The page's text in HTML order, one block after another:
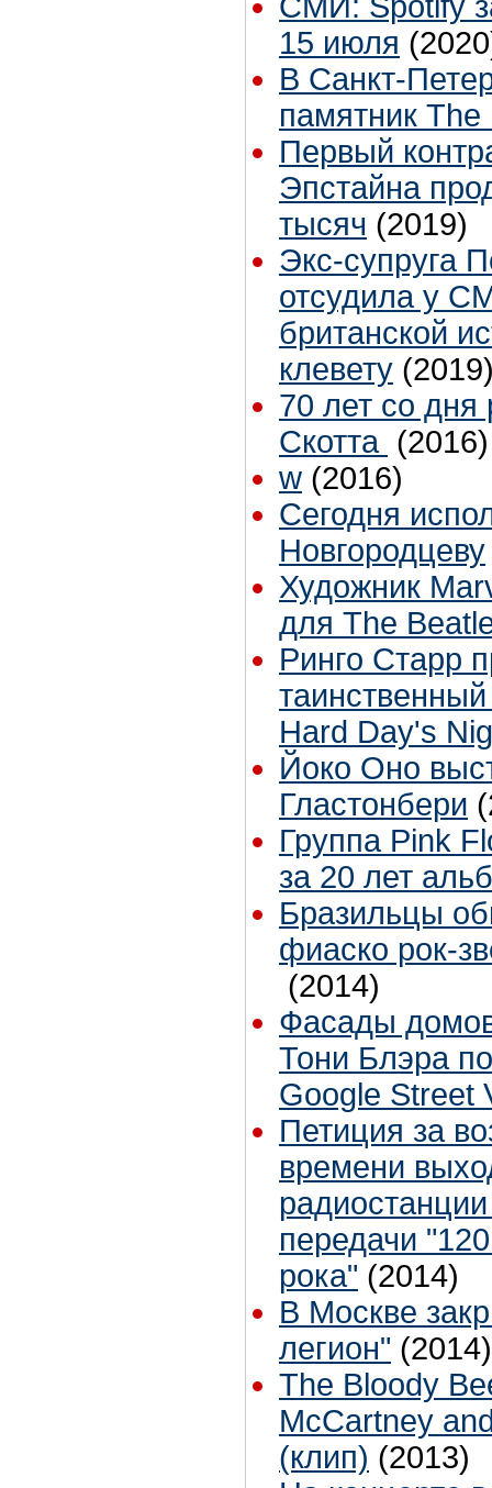
15 июля
В Санкт-
памятник The
Первый
Эпстайна
тысяч (2019)
Экс-супруга
отсудила у
британской
клевету
70 лет со
Скотта (2016)
w (2016)
Сегодня
Новгородцеву
Художник
для The
Ринго Старр
Hard Day's
Йоко Оно
Гластонбери
Группа Pink
за 20 лет
Бразильцы
фиаско рок-
(2014)
Фасады
Тони Блэра
Google Street
Петиция за
времени
передачи
рока" (2014)
В Москве
легион" (2014)
The Bloody
McCartney
(клип) (2013)